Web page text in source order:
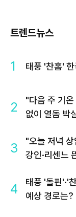
트렌드뉴스
1 태풍 '찬홈'
2
"다음 주 기
없이 열돔 박
3
"오늘 저녁 상
강인·리센느
4
태풍 '돌핀'·'
예상 경로는?